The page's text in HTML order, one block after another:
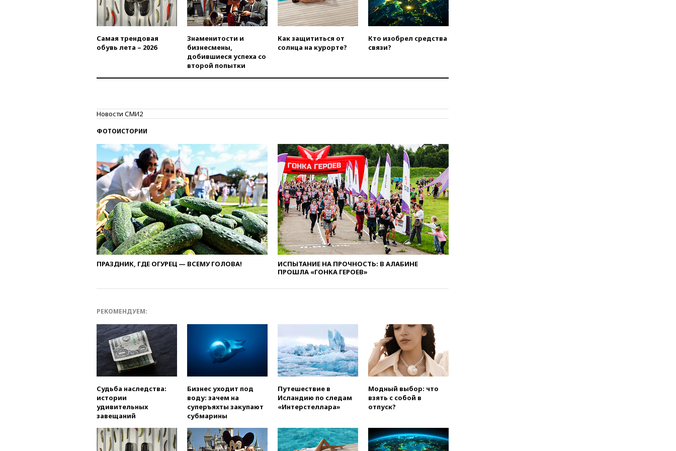
вчера, 14:43Турция
ограничила судоходство в
Черном море
вчера, 14:20 Генпрокурором
вчера, 13:03Испания ввела
погранконтроль для
вчера, 12:27Возгорание на
Ильском НПЗ, вызванное
атакой БПЛА, потушили
вчера, 11:47Суд оставил под
арестом Rolls-Royce блогера
Лерчек
вчера, 11:07При
столкновении катера и лодки
под Самарой погибли два
человека
вчера, 10:27Движение по
трассе «Новороссия»
восстановлено
Кубани загорелся после
падения обломков дрона
вчера, 08:57Собянин
сообщил о девяти БПЛА,
сбитых на подлете к Москве
вчера, 08:42 Силы ПВО сбили
почти 400 БПЛА над
российскими регионами
призвал белорусов покупать
избы в селах
Самая трендовая
обувь лета – 2026
Знаменитости и
бизнесмены,
добившиеся успеха со
второй попытки
Как защититься от
солнца на курорте?
Кто изобрел средства
связи?
Новости СМИ2
ФОТОИСТОРИИ
ПРАЗДНИК, ГДЕ ОГУРЕЦ — ВСЕМУ ГОЛОВА!
ИСПЫТАНИЕ НА ПРОЧНОСТЬ: В АЛАБИНЕ
ПРОШЛА «ГОНКА ГЕРОЕВ»
РЕКОМЕНДУЕМ:
Судьба наследства:
истории
удивительных
завещаний
Бизнес уходит под
воду: зачем на
суперъяхты закупают
субмарины
Путешествие в
Исландию по следам
«Интерстеллара»
Модный выбор: что
взять с собой в
отпуск?